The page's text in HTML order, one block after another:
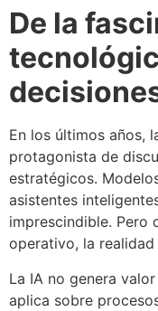
De la
En los últimos años,
protagonista de
estratégicos.
asistentes
imprescindible. Pero
operativo, la realidad
La IA no genera
aplica sobre